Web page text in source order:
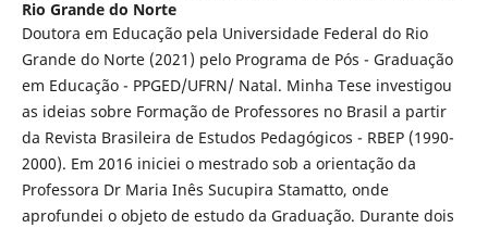
Rio Grande do Norte
Doutora em Educação pela Universidade Federal do Rio
Grande do Norte (2021) pelo Programa de Pós - Graduação
em Educação - PPGED/UFRN/ Natal. Minha Tese investigou
as ideias sobre Formação de Professores no Brasil a partir
da Revista Brasileira de Estudos Pedagógicos - RBEP (1990-
2000). Em 2016 iniciei o mestrado sob a orientação da
Professora Dr Maria Inês Sucupira Stamatto, onde
aprofundei o objeto de estudo da Graduação. Durante dois